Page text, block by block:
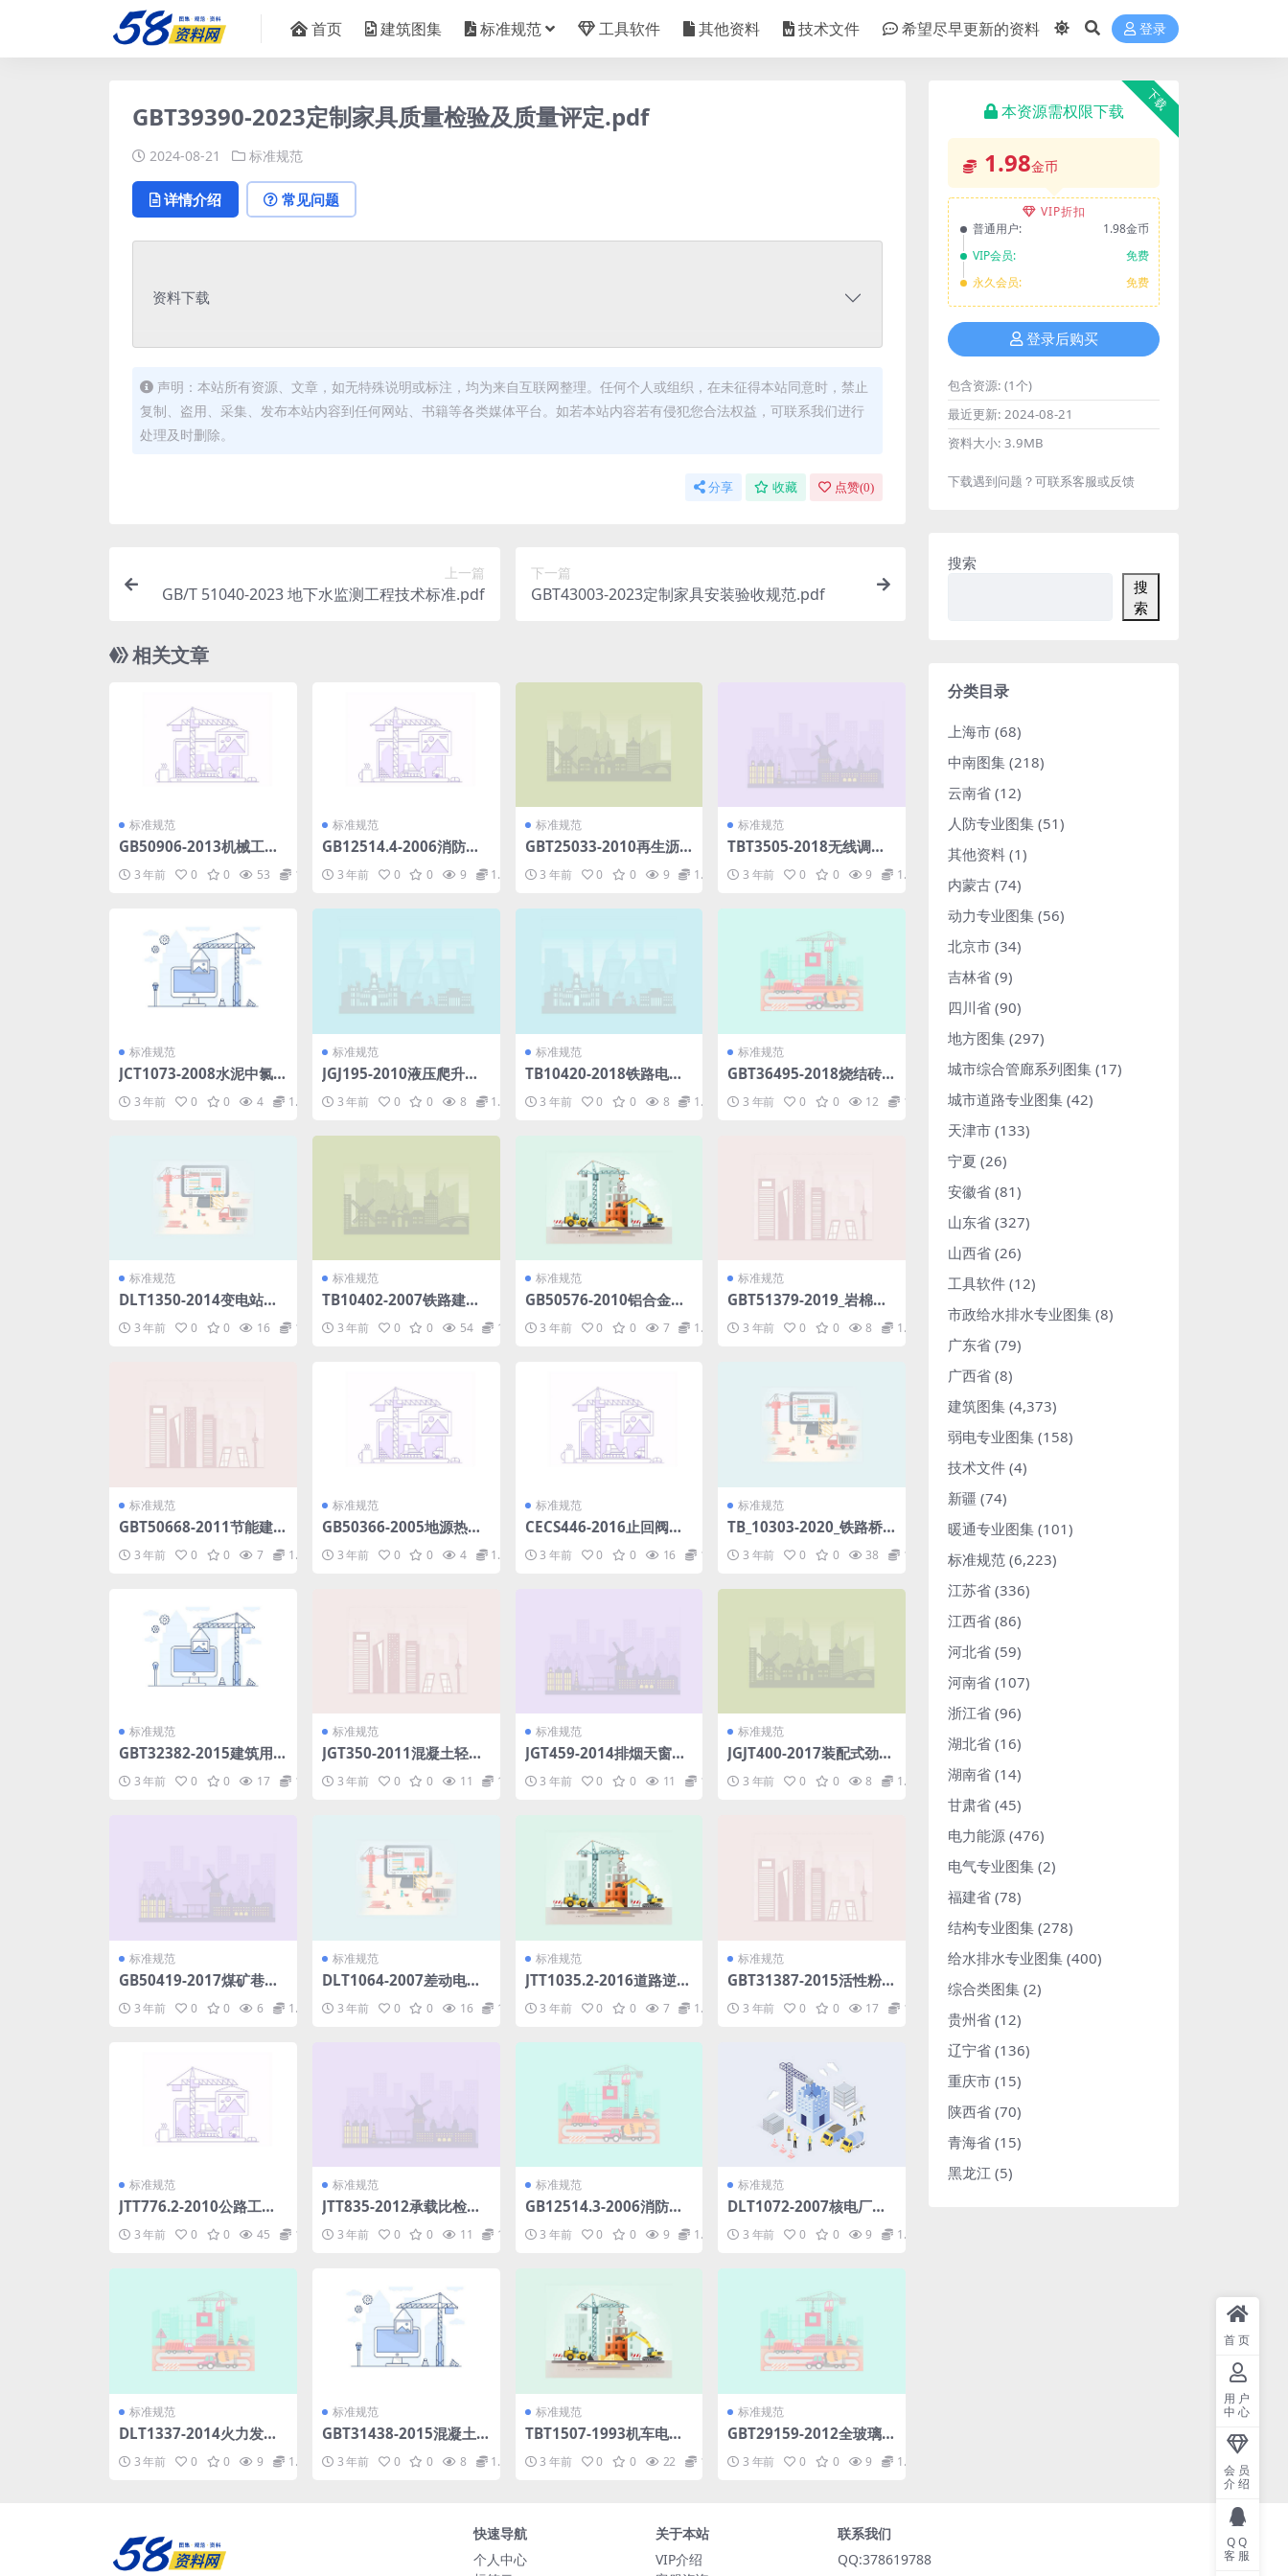
首页 建筑图集 标准规范 工具软件 其他资料 技术文件 希望尽早更新的资料 登录
GBT39390-2023定制家具质量检验及质量评定.pdf
2024-08-21 标准规范
详情介绍 常见问题
资料下载
声明：本站所有资源、文章，如无特殊说明或标注，均为来自互联网整理。任何个人或组织，在未征得本站同意时，禁止
复制、盗用、采集、发布本站内容到任何网站、书籍等各类媒体平台。如若本站内容若有侵犯您合法权益，可联系我们进行
处理及时删除。
分享 收藏 点赞(0)
上一篇
GB/T 51040-2023 地下水监测工程技术标准.pdf
下一篇
GBT43003-2023定制家具安装验收规范.pdf
相关文章
标准规范
GB50906-2013机械工业
厂房结构设计规范.pdf
3 年前 0 0 53 1.98
标准规范
GB12514.4-2006消防接
口第4部分螺纹式消防接口
型式和基本参数.pdf
3 年前 0 0 9 1.98
标准规范
GBT25033-2010再生沥
3 年前 0 0 9 1.98
标准规范
TBT3505-2018无线调车
机车信号和监控系统技术
条件.pdf
3 年前 0 0 9 1.98
标准规范
JCT1073-2008水泥中氯
3 年前 0 0 4 1.98
标准规范
JGJ195-2010液压爬升模
3 年前 0 0 8 1.98
标准规范
TB10420-2018铁路电力
f 3 年前 0 0 8 1.98
标准规范
GBT36495-2018烧结砖
pdf3 年前 0 0 12 1.98
标准规范
DLT1350-2014变电站故
障解列装置通用技术条件.
pdf3 年前 0 0 16 1.98
标准规范
TB10402-2007铁路建设
工程监理规范.pdf
3 年前 0 0 54 1.98
标准规范
GB50576-2010铝合金结
构工程施工质量验收规范.
pdf3 年前 0 0 7 1.98
标准规范
GBT51379-2019_岩棉工
厂设计标准.pdf
3 年前 0 0 8 1.98
标准规范
GBT50668-2011节能建
3 年前 0 0 7 1.98
标准规范
GB50366-2005地源热泵
3 年前 0 0 4 1.98
标准规范
CECS446-2016止回阀倒
f 3 年前 0 0 16 1.98
标准规范
TB_10303-2020_铁路桥
pdf3 年前 0 0 38 1.98
标准规范
GBT32382-2015建筑用
绝热制品剪切性能的测定.
pdf3 年前 0 0 17 1.98
标准规范
JGT350-2011混凝土轻质
3 年前 0 0 11 1.98
标准规范
JGT459-2014排烟天窗五
3 年前 0 0 11 1.98
标准规范
JGJT400-2017装配式劲性
柱混合梁框架结构技术规
程.pdf
3 年前 0 0 8 1.98
标准规范
GB50419-2017煤矿巷道
f 3 年前 0 0 6 1.98
标准规范
DLT1064-2007差动电阻
3 年前 0 0 16 1.98
标准规范
JTT1035.2-2016道路逆反
反光膜用玻璃珠.pdf
3 年前 0 0 7 1.98
标准规范
GBT31387-2015活性粉
3 年前 0 0 17 1.98
标准规范
JTT776.2-2010公路工程
玄武岩纤维及其制品第2部
分：玄武岩纤维单向布.pd
3 年前 0 0 45 1.98
标准规范
JTT835-2012承载比检测
3 年前 0 0 11 1.98
标准规范
GB12514.3-2006消防接
口第3部分卡式消防接口型
式和基本参数.pdf
3 年前 0 0 9 1.98
标准规范
DLT1072-2007核电厂水
泵定期试验规范.pdf
3 年前 0 0 9 1.98
标准规范
DLT1337-2014火力发电
3 年前 0 0 9 1.98
标准规范
GBT31438-2015混凝土
f
3 年前 0 0 8 1.98
标准规范
TBT1507-1993机车电气
3 年前 0 0 22 1.98
标准规范
GBT29159-2012全玻璃
pdf3 年前 0 0 9 1.98
下载
本资源需权限下载
1.98金币
VIP折扣
普通用户:
1.98金币
VIP会员:
免费
永久会员:
免费
登录后购买
包含资源: (1个)
最近更新: 2024-08-21
资料大小: 3.9MB
下载遇到问题？可联系客服或反馈
搜索
搜
索
分类目录
上海市 (68)
中南图集 (218)
云南省 (12)
人防专业图集 (51)
其他资料 (1)
内蒙古 (74)
动力专业图集 (56)
北京市 (34)
吉林省 (9)
四川省 (90)
地方图集 (297)
城市综合管廊系列图集 (17)
城市道路专业图集 (42)
天津市 (133)
宁夏 (26)
安徽省 (81)
山东省 (327)
山西省 (26)
工具软件 (12)
市政给水排水专业图集 (8)
广东省 (79)
广西省 (8)
建筑图集 (4,373)
弱电专业图集 (158)
技术文件 (4)
新疆 (74)
暖通专业图集 (101)
标准规范 (6,223)
江苏省 (336)
江西省 (86)
河北省 (59)
河南省 (107)
浙江省 (96)
湖北省 (16)
湖南省 (14)
甘肃省 (45)
电力能源 (476)
电气专业图集 (2)
福建省 (78)
结构专业图集 (278)
给水排水专业图集 (400)
综合类图集 (2)
贵州省 (12)
辽宁省 (136)
重庆市 (15)
陕西省 (70)
青海省 (15)
黑龙江 (5)
快速导航
个人中心
关于本站
VIP介绍
联系我们
QQ:378619788
首页
用户
中心
会员
介绍
QQ
客服